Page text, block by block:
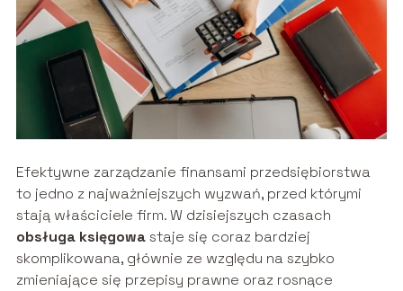
Efektywne zarządzanie finansami przedsiębiorstwa
to jedno z najważniejszych wyzwań, przed którymi
stają właściciele firm. W dzisiejszych czasach
obsługa księgowastaje się coraz bardziej
skomplikowana, głównie ze względu na szybko
zmieniające się przepisy prawne oraz rosnące